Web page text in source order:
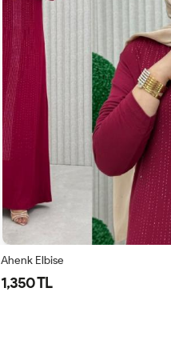
Ahenk Elbise
1,350 TL